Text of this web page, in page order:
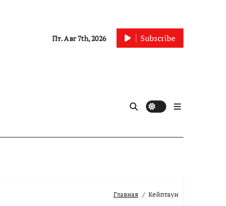
Пт. Авг 7th, 2026 Subscribe
Главная Кейптаун